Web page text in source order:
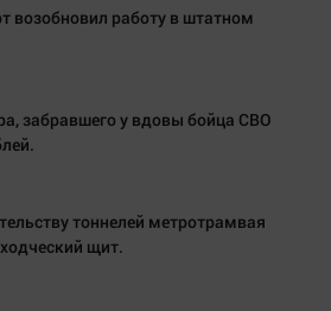
возобновил работу в штатном
забравшего у вдовы бойца СВО
тоннелей метротрамвая
щит.